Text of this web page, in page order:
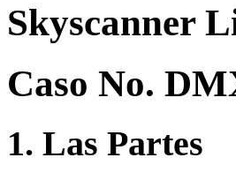
Skyscanner
Caso No.
1. Las Partes